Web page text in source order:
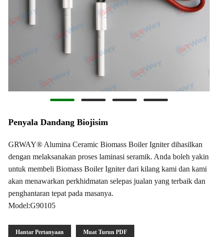
Penyala Dandang Biojisim
GRWAY® Alumina Ceramic Biomass Boiler Igniter dihasilkan
dengan melaksanakan proses laminasi seramik. Anda boleh yakin
untuk membeli Biomass Boiler Igniter dari kilang kami dan kami
akan menawarkan perkhidmatan selepas jualan yang terbaik dan
penghantaran tepat pada masanya.
Model:G90105
Hantar Pertanyaan Muat Turun PDF